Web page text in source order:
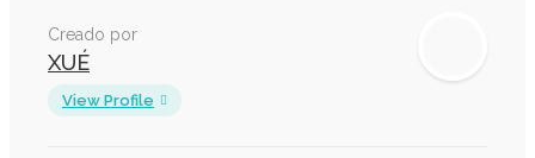
Creado por
XUÉ
View Profile